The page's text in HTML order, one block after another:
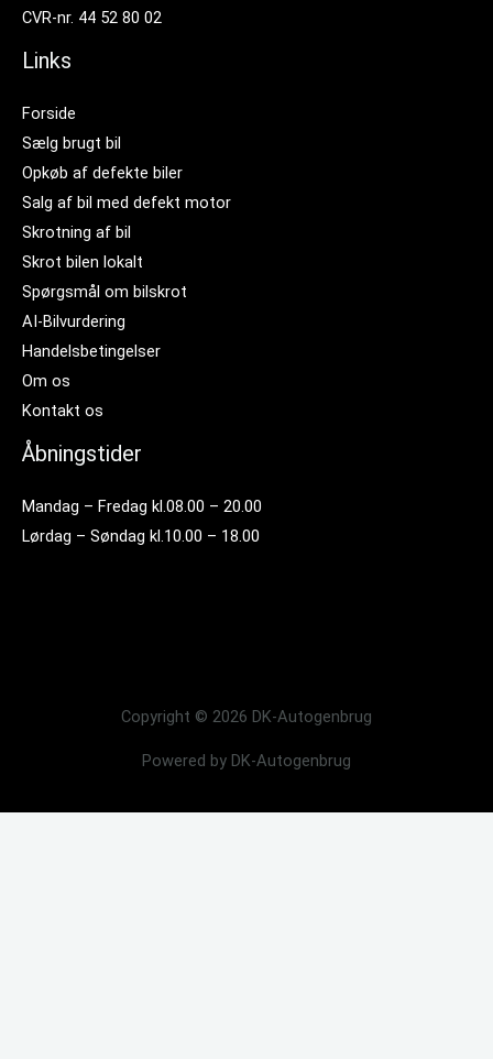
CVR-nr. 44 52 80 02
Links
Forside
Sælg brugt bil
Opkøb af defekte biler
Salg af bil med defekt motor
Skrotning af bil
Skrot bilen lokalt
Spørgsmål om bilskrot
AI-Bilvurdering
Handelsbetingelser
Om os
Kontakt os
Åbningstider
Mandag – Fredag kl.08.00 – 20.00
Lørdag – Søndag kl.10.00 – 18.00
Copyright © 2026 DK-Autogenbrug
Powered by DK-Autogenbrug